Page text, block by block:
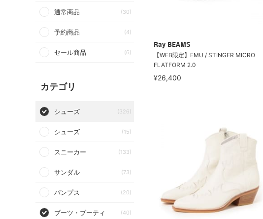
通常商品 (30)
予約商品 (4)
セール商品 (6)
カテゴリ
シューズ (326)
シューズ (15)
スニーカー (133)
サンダル (73)
パンプス (20)
ブーツ・ブーティ (40)
Ray BEAMS
【WEB限定】EMU / STINGER MICRO
FLATFORM 2.0
¥26,400